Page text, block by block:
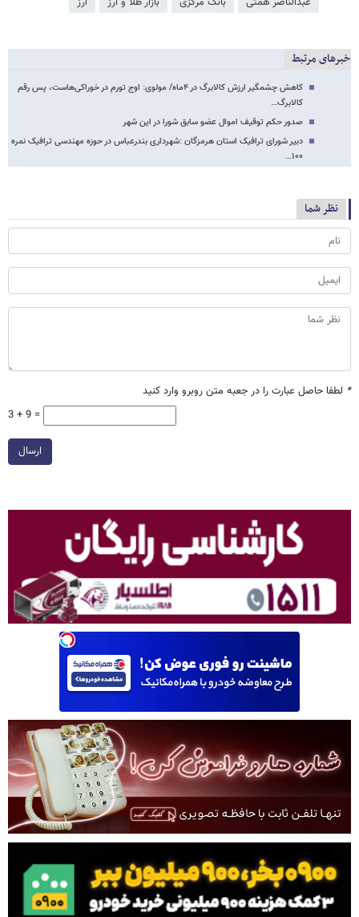
خبرهای مرتبط
کاهش چشمگیر ارزش کالابرگ در ۴ماه/ مولوی: اوج تورم در خوراکی‌هاست، پس رقم
کالابرگ…
صدور حکم توقیف اموال عضو سابق شورا در این شهر
دبیر شورای ترافیک استان هرمزگان :شهرداری بندرعباس در حوزه مهندسی ترافیک نمره
۱۰۰…
نظر شما
* لطفا حاصل عبارت را در جعبه متن روبرو وارد کنید
3 + 9 =
ارسال